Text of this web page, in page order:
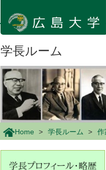
学長ルーム
Home 学長ルーム 作